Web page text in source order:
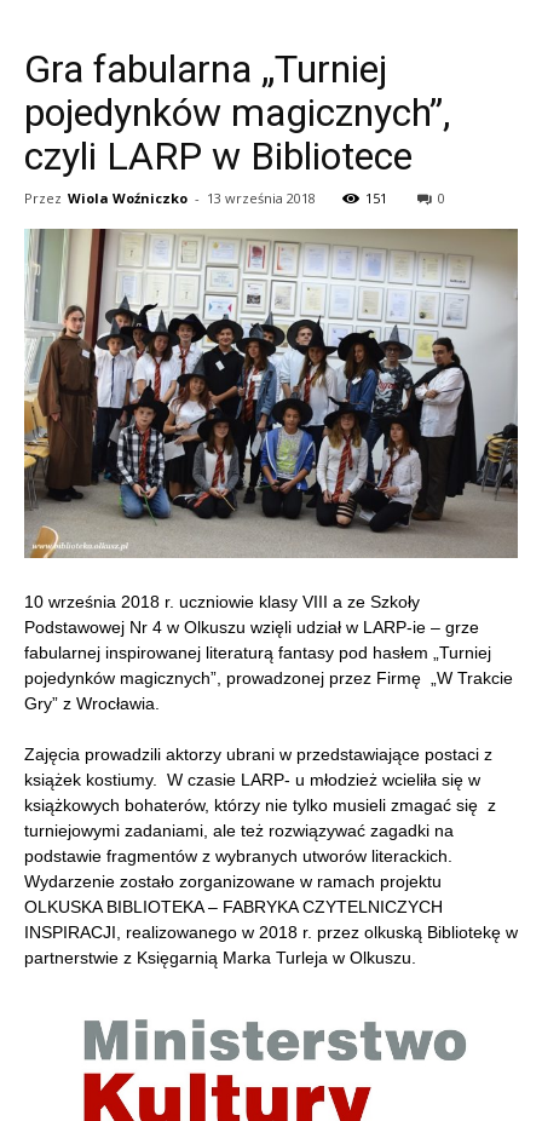
Gra fabularna „Turniej
pojedynków magicznych”,
czyli LARP w Bibliotece
Przez Wiola Woźniczko - 13 września 2018 151 0
10 września 2018 r. uczniowie klasy VIII a ze Szkoły
Podstawowej Nr 4 w Olkuszu wzięli udział w LARP-ie – grze
fabularnej inspirowanej literaturą fantasy pod hasłem „Turniej
pojedynków magicznych”, prowadzonej przez Firmę „W Trakcie
Gry” z Wrocławia.
Zajęcia prowadzili aktorzy ubrani w przedstawiające postaci z
książek kostiumy. W czasie LARP- u młodzież wcieliła się w
książkowych bohaterów, którzy nie tylko musieli zmagać się z
turniejowymi zadaniami, ale też rozwiązywać zagadki na
podstawie fragmentów z wybranych utworów literackich.
Wydarzenie zostało zorganizowane w ramach projektu
OLKUSKA BIBLIOTEKA – FABRYKA CZYTELNICZYCH
INSPIRACJI, realizowanego w 2018 r. przez olkuską Bibliotekę w
partnerstwie z Księgarnią Marka Turleja w Olkuszu.